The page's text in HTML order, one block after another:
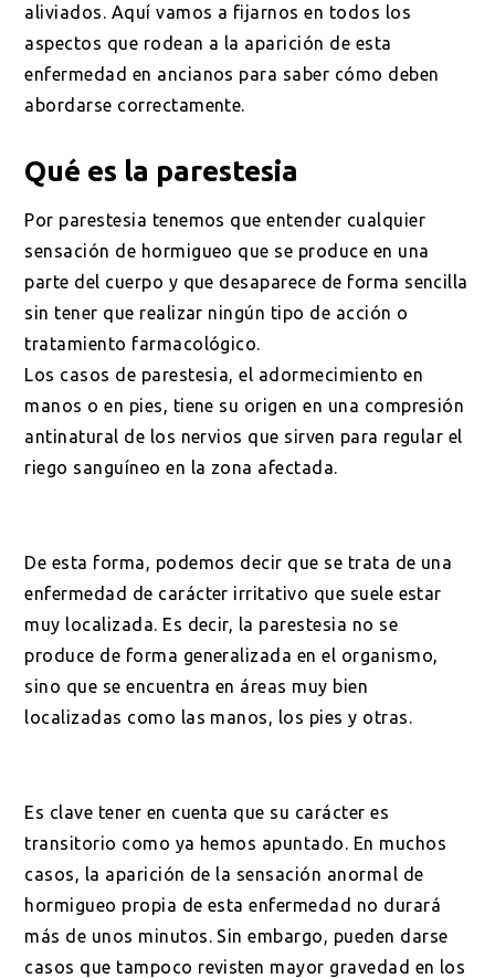
aliviados. Aquí vamos a fijarnos en todos los
aspectos que rodean a la aparición de esta
enfermedad en ancianos para saber cómo deben
abordarse correctamente.
Qué es la parestesia
Por parestesia tenemos que entender cualquier
sensación de hormigueo que se produce en una
parte del cuerpo y que desaparece de forma sencilla
sin tener que realizar ningún tipo de acción o
tratamiento farmacológico.
Los casos de parestesia, el adormecimiento en
manos o en pies, tiene su origen en una compresión
antinatural de los nervios que sirven para regular el
riego sanguíneo en la zona afectada.
De esta forma, podemos decir que se trata de una
enfermedad de carácter irritativo que suele estar
muy localizada. Es decir, la parestesia no se
produce de forma generalizada en el organismo,
sino que se encuentra en áreas muy bien
localizadas como las manos, los pies y otras.
Es clave tener en cuenta que su carácter es
transitorio como ya hemos apuntado. En muchos
casos, la aparición de la sensación anormal de
hormigueo propia de esta enfermedad no durará
más de unos minutos. Sin embargo, pueden darse
casos que tampoco revisten mayor gravedad en los